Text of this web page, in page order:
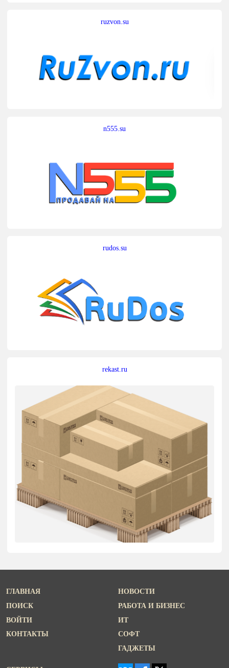
ruzvon.su
n555.su
rudos.su
rekast.ru
ГЛАВНАЯ
ПОИСК
ВОЙТИ
КОНТАКТЫ
НОВОСТИ
РАБОТА И БИЗНЕС
ИТ
СОФТ
ГАДЖЕТЫ